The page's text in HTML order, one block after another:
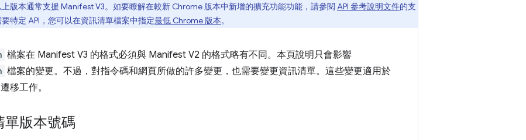
版本通常支援 Manifest V3。如要瞭解在較新 Chrome 版本中新增的擴充功能功能，請參閱 API 參考說明文件的支
特定 API，您可以在資訊清單檔案中指定最低 Chrome 版本。
檔案在 Manifest V3 的格式必須與 Manifest V2 的格式略有不同。本頁說明只會影響
檔案的變更。不過，對指令碼和網頁所做的許多變更，也需要變更資訊清單。這些變更適用於
移工作。
單版本號碼